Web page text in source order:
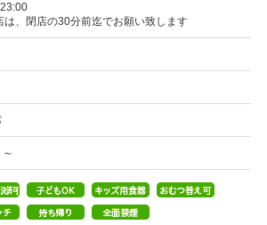
、閉店の30分前迄でお願い致します